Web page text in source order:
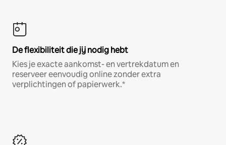
De flexibiliteit die jij nodig hebt
Kies je exacte aankomst- en vertrekdatum en
reserveer eenvoudig online zonder extra
verplichtingen of papierwerk.*